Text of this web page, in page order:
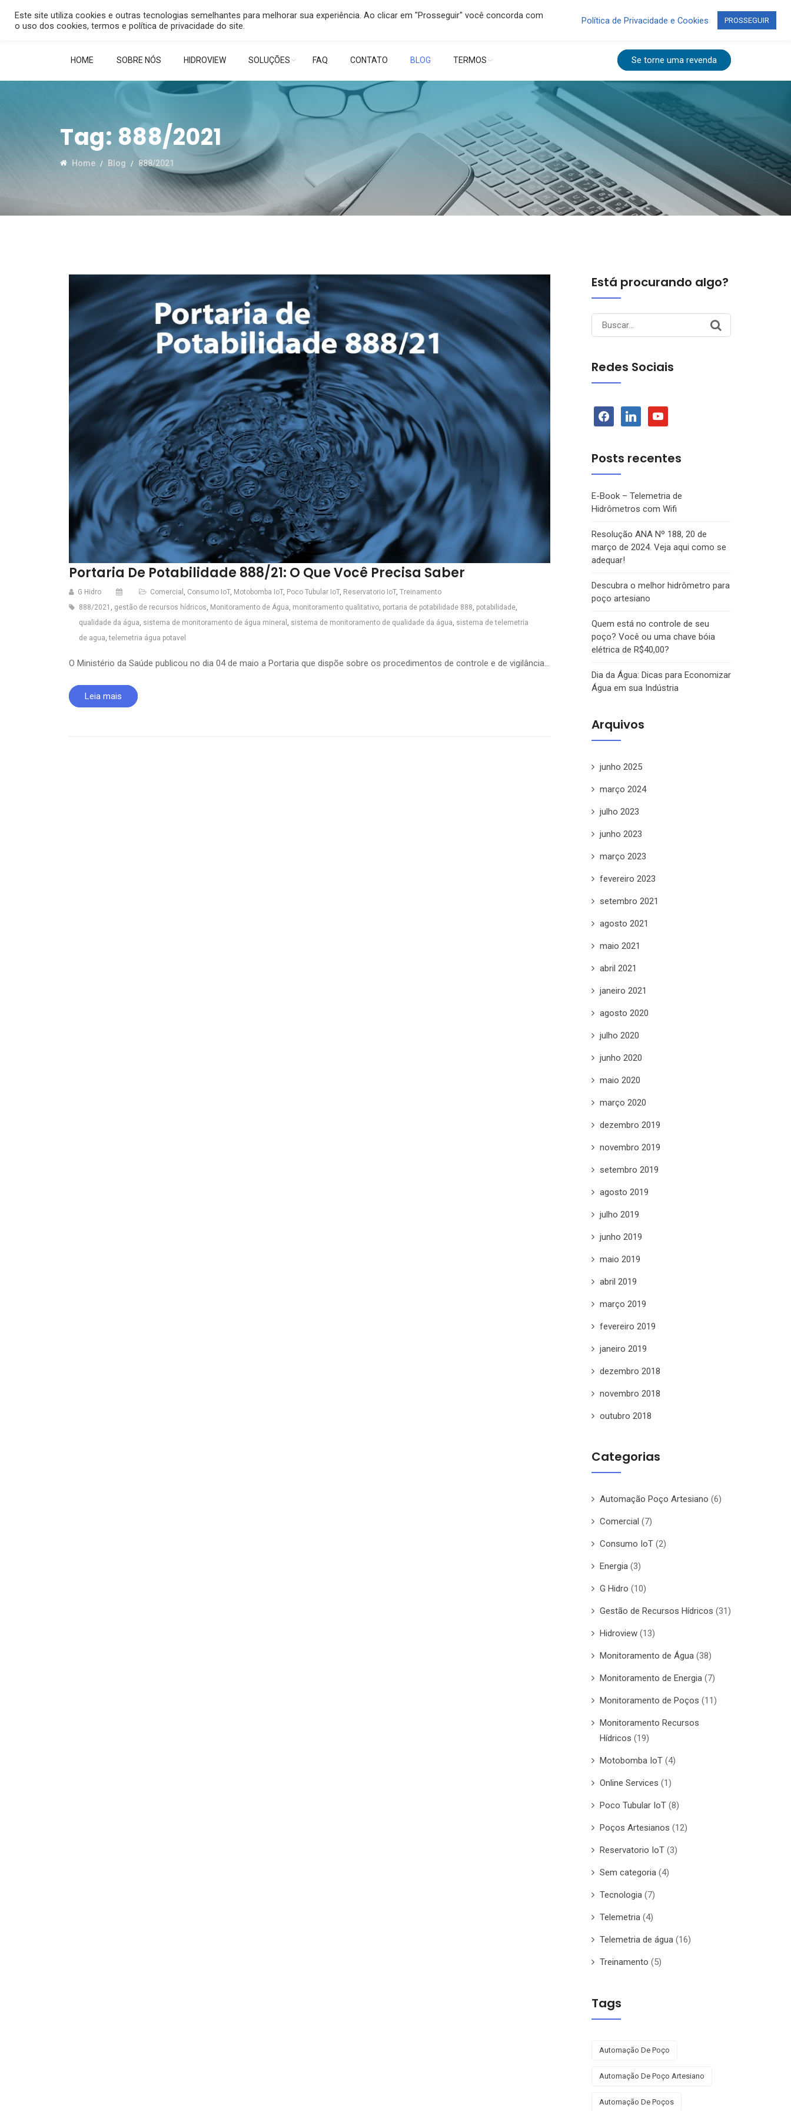
(14) 3471-2696 / 99126-8554 contato@ghidro.com.br Rua das Flores, 25 - Labienópolis - Garça/SP
HOME SOBRE NÓS HIDROVIEW SOLUÇÕES FAQ CONTATO BLOG TERMOS Se torne uma revenda
Tag:888/2021
Home Blog 888/2021
Portaria De Potabilidade 888/21: O Que Você Precisa Saber
G Hidro Comercial , Consumo IoT, Motobomba IoT, Poco Tubular IoT, Reservatorio IoT, Treinamento
888/2021 , gestão de recursos hídricos, Monitoramento de Água, monitoramento qualitativo, portaria de potabilidade 888, potabilidade,
qualidade da água, sistema de monitoramento de água mineral , sistema de monitoramento de qualidade da água, sistema de telemetria
de agua,telemetria água potavel
O Ministério da Saúde publicou no dia 04 de maio a Portaria que dispõe sobre os procedimentos de controle e de vigilância…
Leia mais
Está procurando algo?
Search
for:
Redes Sociais
facebooklinkedin youtube
Posts recentes
E-Book – Telemetria de
Hidrômetros com Wifi
Resolução ANA Nº 188, 20 de
março de 2024. Veja aqui como se
adequar!
Descubra o melhor hidrômetro para
poço artesiano
Quem está no controle de seu
poço? Você ou uma chave bóia
elétrica de R$40,00?
Dia da Água: Dicas para Economizar
Água em sua Indústria
Arquivos
junho 2025
março 2024
julho 2023
junho 2023
março 2023
fevereiro 2023
setembro 2021
agosto 2021
maio 2021
abril 2021
janeiro 2021
agosto 2020
julho 2020
junho 2020
maio 2020
março 2020
dezembro 2019
novembro 2019
setembro 2019
agosto 2019
julho 2019
junho 2019
maio 2019
abril 2019
março 2019
fevereiro 2019
janeiro 2019
dezembro 2018
novembro 2018
outubro 2018
Categorias
Automação Poço Artesiano (6)
Comercial (7)
Consumo IoT(2)
Energia(3)
G Hidro (10)
Gestão de Recursos Hídricos (31)
Hidroview(13)
Monitoramento de Água(38)
Monitoramento de Energia(7)
Monitoramento de Poços (11)
Monitoramento Recursos
Hídricos (19)
Motobomba IoT(4)
Online Services (1)
Poco Tubular IoT(8)
Poços Artesianos (12)
Reservatorio IoT(3)
Sem categoria(4)
Tecnologia(7)
Telemetria(4)
Telemetria de água(16)
Treinamento (5)
Tags
Automação De Poço
Automação De Poço Artesiano
Automação De Poços
Este site utiliza cookies e outras tecnologias semelhantes para melhorar sua experiência. Ao clicar em "Prosseguir" você concorda com
o uso dos cookies, termos e política de privacidade do site.
Política de Privacidade e Cookies PROSSEGUIR